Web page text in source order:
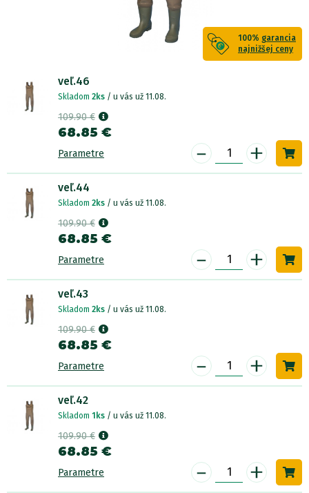
100% garancia
najnižšej ceny
veľ.46
Skladom 2ks / u vás už 11.08.
109.90 €
68.85 €
Parametre - +
veľ.44
Skladom 2ks / u vás už 11.08.
109.90 €
68.85 €
Parametre - +
veľ.43
Skladom 2ks / u vás už 11.08.
109.90 €
68.85 €
Parametre - +
veľ.42
Skladom 1ks / u vás už 11.08.
109.90 €
68.85 €
Parametre - +